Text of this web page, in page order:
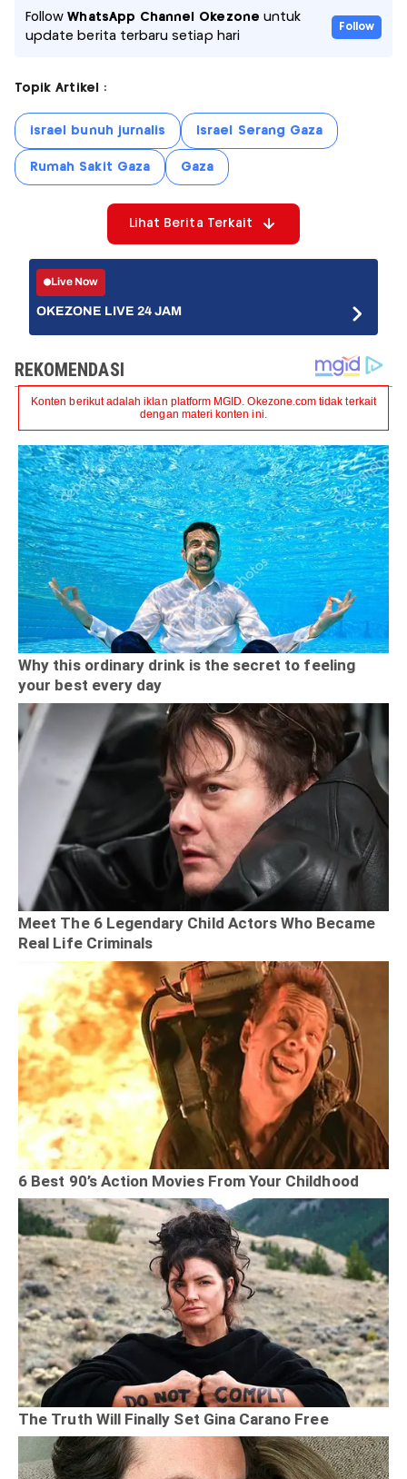
FollowWhatsApp Channel Okezone untuk
update berita terbaru setiap hari
Follow
Topik Artikel :
israel bunuh jurnalis Israel Serang Gaza
Rumah Sakit Gaza Gaza
Lihat Berita Terkait
Live Now
OKEZONE LIVE 24 JAM